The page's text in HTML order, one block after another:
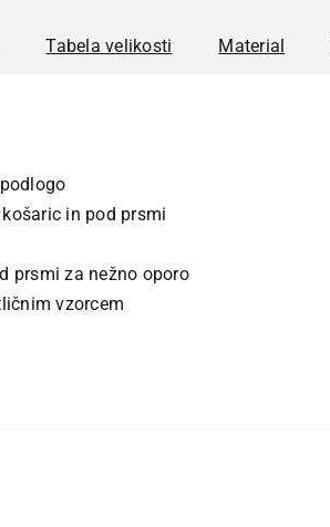
Tabela velikosti Material
in pod prsmi
prsmi za nežno oporo
vzorcem